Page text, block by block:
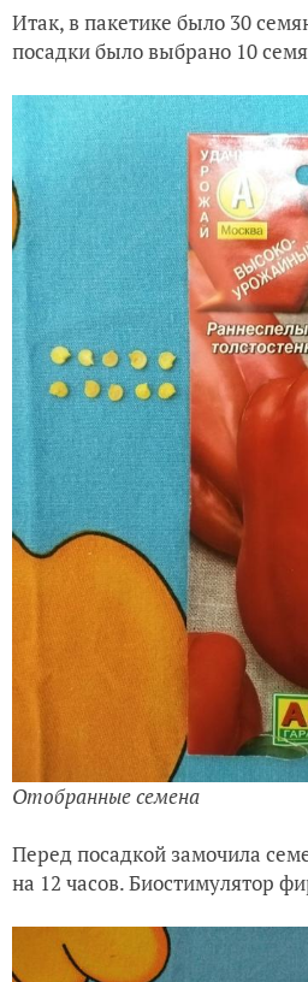
Итак, в пакетике было 30
посадки было выбрано 10
Отобранные семена
Перед посадкой замочила
на 12 часов. Биостимулятор